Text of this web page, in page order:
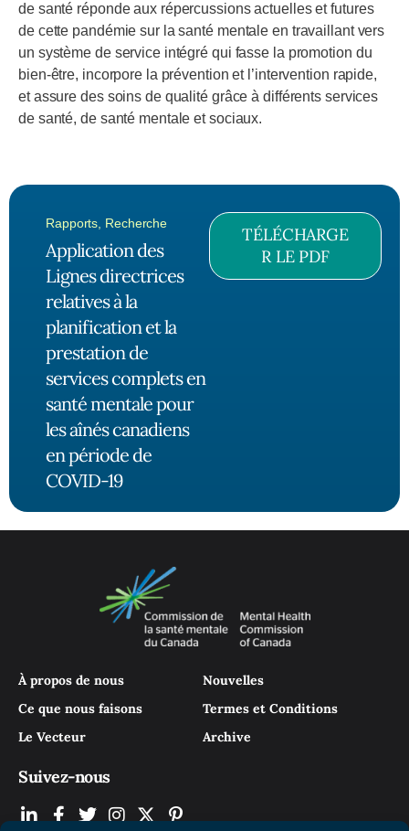
de santé réponde aux répercussions actuelles et futures
de cette pandémie sur la santé mentale en travaillant vers
un système de service intégré qui fasse la promotion du
bien-être, incorpore la prévention et l’intervention rapide,
et assure des soins de qualité grâce à différents services
de santé, de santé mentale et sociaux.
Rapports Recherche
Application des
Lignes directrices
relatives à la
planification et la
prestation de
services complets en
santé mentale pour
les aînés canadiens
en période de
COVID-19
TÉLÉCHARGE
R LE PDF
À propos de nous
Ce que nous faisons
Le Vecteur
Nouvelles
Termes et Conditions
Archive
Suivez-nous